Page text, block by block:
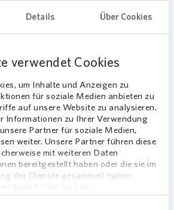
Details Über Cookies
verwendet Cookies
um Inhalte und Anzeigen zu
für soziale Medien anbieten zu
auf unsere Website zu analysieren.
Informationen zu Ihrer Verwendung
Partner für soziale Medien,
weiter. Unsere Partner führen diese
mit weiteren Daten
bereitgestellt haben oder die sie im
der Dienste gesammelt haben.
wird
eines Mietvertrages
auchkeine
oder Provision
Sollten Sie
oder Anrufe mit
Forderungen erhalten,
Sie sich bitte umgehend bei
Kundenservice, da es sich
Betrugsversuch handeln
Vielen Dank!